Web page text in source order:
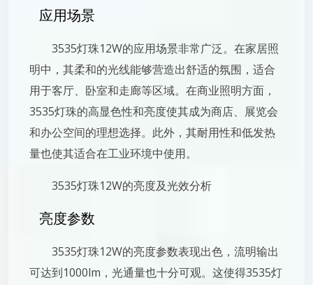
应用场景
3535灯珠12W的应用场景非常广泛。在家居照
明中，其柔和的光线能够营造出舒适的氛围，适合
用于客厅、卧室和走廊等区域。在商业照明方面，
3535灯珠的高显色性和亮度使其成为商店、展览会
和办公空间的理想选择。此外，其耐用性和低发热
量也使其适合在工业环境中使用。
3535灯珠12W的亮度及光效分析
亮度参数
3535灯珠12W的亮度参数表现出色，流明输出
可达到1000lm，光通量也十分可观。这使得3535灯